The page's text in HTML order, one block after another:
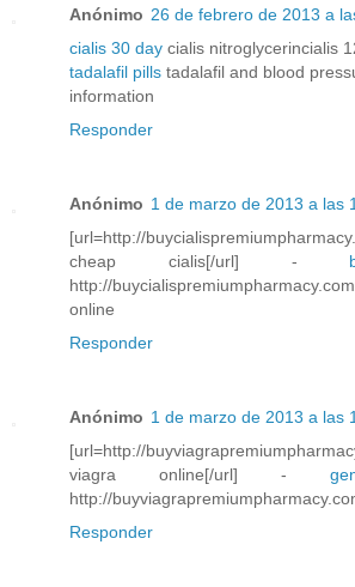
Anónimo 26 de febrero de 2013 a
cialis 30 day cialis nitroglycerincialis
tadalafil pills tadalafil and blood
information
Responder
Anónimo 1 de marzo de 2013 a las
[url=http://
cheap cialis[/url] -
http://
online
Responder
Anónimo 1 de marzo de 2013 a las
[url=http://
viagra online[/url] -
http://
Responder